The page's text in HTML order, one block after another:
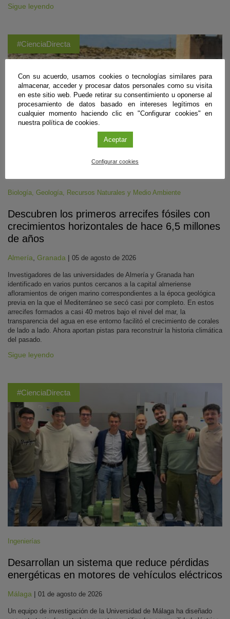
Sigue leyendo
#CienciaDirecta
Biología, Geología, Recursos Naturales y Medio Ambiente
Descubren los primeros arrecifes fósiles con
crecimientos horizontales de hace 6,5 millones
de años
Almería Granada | 05 de agosto de 2026
Investigadores de las universidades de Almería y Granada han
identificado en varios puntos cercanos a la capital almeriense
afloramientos de origen marino correspondientes a la época geológica
previa en la que el Mediterráneo se secó casi por completo. En estos
arrecifes formados a casi 40 metros bajo el nivel del mar, la
transparencia del agua en ese entorno facilitó el crecimiento de corales
de lado a lado. Ahora aportan pistas para reconstruir la historia climática
del pasado.
Sigue leyendo
#CienciaDirecta
Ingenierías
Desarrollan un sistema que reduce pérdidas
energéticas en motores de vehículos eléctricos
Málaga | 01 de agosto de 2026
Un equipo de investigación de la Universidad de Málaga ha diseñado
Con su acuerdo, usamos cookies o tecnologías similares para
almacenar, acceder y procesar datos personales como su visita
en este sitio web. Puede retirar su consentimiento u oponerse al
procesamiento de datos basado en intereses legítimos en
cualquier momento haciendo clic en "Configurar cookies" en
nuestra política de cookies.
Aceptar
Configurar cookies